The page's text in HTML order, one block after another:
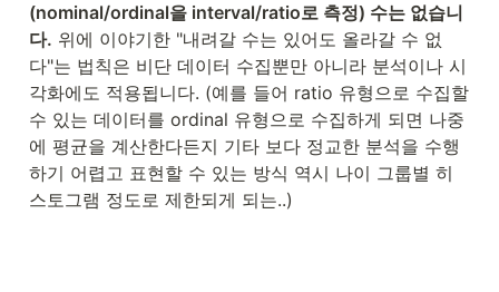
(nominal/ordinal을 interval/ratio로 측정) 수는 없습니
다. 위에 이야기한 "내려갈 수는 있어도 올라갈 수 없
다"는 법칙은 비단 데이터 수집뿐만 아니라 분석이나 시
각화에도 적용됩니다. (예를 들어 ratio 유형으로 수집할
수 있는 데이터를 ordinal 유형으로 수집하게 되면 나중
에 평균을 계산한다든지 기타 보다 정교한 분석을 수행
하기 어렵고 표현할 수 있는 방식 역시 나이 그룹별 히
스토그램 정도로 제한되게 되는..)